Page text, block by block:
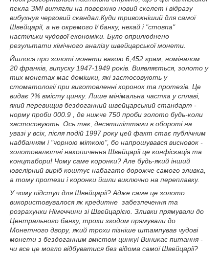
пекла ЗМІ витягли на поверхню новий скелет і відразу
вибухнув черговий скандал.Куди тривожніший для самої
Швейцарії, а не окремого її банку, нехай і "стовпа"
настільки чудової економіки. Було оприлюднено
результати хімічного аналізу швейцарської монети.
Йшлося про золоті монети вагою 6,452 грам, номіналом
20 франків, випуску 1947-1949 років. Виявляється, золото у
тих монетах має домішки, які застосовують у
стоматології при виготовленні коронок та протезів. Це
видає ?% вмісту цинку. Лише мінімальна частка у сплаві,
який перевищив бездоганний швейцарський стандарт -
норму проби 000.9 , де нижче 750 проби золото будь-коли
застосовують. Ось так, десятиліттями в обороті на
увазі у всіх, після подій 1997 року цей факт стає публічним
надбанням і "чорною міткою", бо напрошувався висновок -
золотовалютні накопичення Швейцарії це конфіскація та
концтабори! Чому саме коронки? Але будь-який інший
ювелірний виріб коштує набагато дорожче самого зливка,
а тому протези і коронки йшли виключно на переплавку.
У чому підступ для Швейцарії? Адже саме це золото
використовувалося як кредитне забезпечення та
розрахунки Німеччини зі Швейцарією. Зливки прямували до
Центрального банку, трохи згодом прямували до
Монетного двору, який трохи пізніше штампував чудові
монети з бездоганним вмістом цинку! Виникає питання -
чи все це могло відбуватися без відома самої Швейцарії?